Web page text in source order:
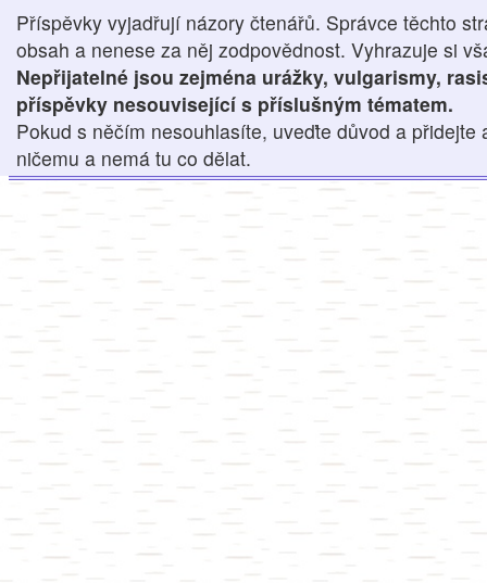
Příspěvky vyjadřují názory čtenářů. Správce těchto
obsah a nenese za něj zodpovědnost. Vyhrazuje si
Nepřijatelné jsou zejména urážky, vulgarismy,
příspěvky nesouvisející s příslušným tématem.
Pokud s něčím nesouhlasíte, uveďte důvod a přidejte
ničemu a nemá tu co dělat.